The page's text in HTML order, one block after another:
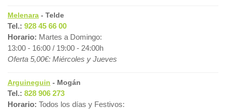
Melenara - Telde
Tel.: 928 45 66 00
Horario: Martes a Domingo:
13:00 - 16:00 / 19:00 - 24:00h
Oferta 5,00€: Miércoles y Jueves
Arguineguin - Mogán
Tel.: 828 906 273
Horario: Todos los días y Festivos: